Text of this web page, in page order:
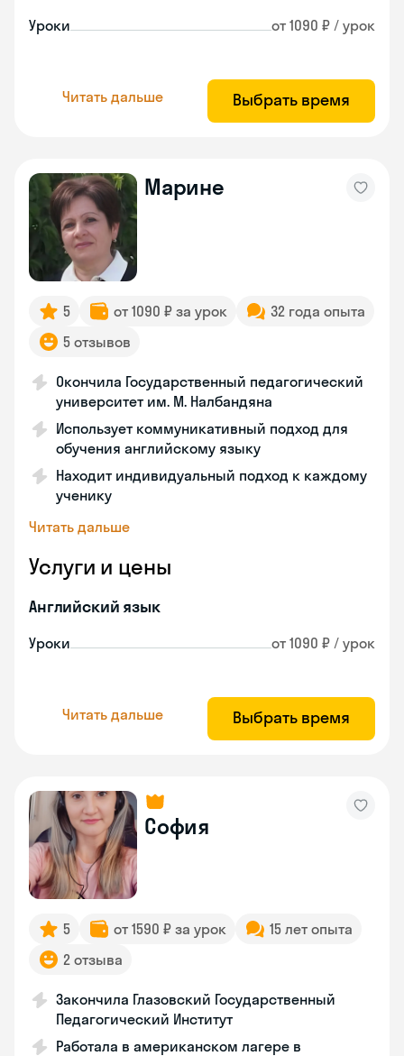
Уроки от 1090 ₽ / урок
Читать дальше Выбрать время
Марине
5 от 1090 ₽ за урок
32 года опыта
5 отзывов
Окончила Государственный педагогический
университет им. М. Налбандяна
Использует коммуникативный подход для
обучения английскому языку
Находит индивидуальный подход к каждому
ученику
Читать дальше
Услуги и цены
Английский язык
Уроки от 1090 ₽ / урок
Читать дальше Выбрать время
София
5 от 1590 ₽ за урок
15 лет опыта
2 отзыва
Закончила Глазовский Государственный
Педагогический Институт
Работала в американском лагере в